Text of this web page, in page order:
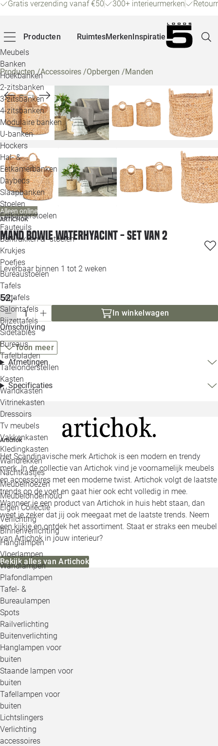
Gratis verzending vanaf €50 300+ interieurmerken
Producten
Meubels
Banken
Hoekbanken
2-zitsbanken
3-zitsbanken
4-zitsbanken
Modulaire banken
U-banken
Hockers
Hal- &
Eetkamerbanken
Daybeds
Slaapbanken
Stoelen
Eetkamerstoelen
Fauteuils
Barkrukken & -stoelen
Krukjes
Poefjes
Bureaustoelen
Tafels
Eettafels
Salontafels
Bijzettafels
Sidetables
Bureaus
Tafelbladen
Tafelonderstellen
Kasten
Wandkasten
Vitrinekasten
Dressoirs
Tv meubels
Vakkenkasten
Kledingkasten
Wandrekken
Nachtkastjes
Meubelhoezen
Meubelonderhoud
Eigen Collectie
Verlichting
Binnenverlichting
Hanglampen
Vloerlampen
Wandlampen
Plafondlampen
Tafel- &
Bureaulampen
Spots
Railverlichting
Buitenverlichting
Hanglampen voor
buiten
Staande lampen voor
buiten
Tafellampen voor
buiten
Lichtslingers
Verlichting
accessoires
RuimtesMerkenInspiratie
Alle
Producten/Accessoires /Opbergen /Manden
Alleen online
ARTICHOK
Mand Bowie waterhyacint - set van 2
Leverbaar binnen 1 tot 2 weken
52,-
In winkelwagen
Omschrijving
Toon meer
Afmetingen
Specificaties
Artichok
Het Scandinavische merk Artichok is een modern en trendy
merk. In de collectie van Artichok vind je voornamelijk meubels
en accessoires met een moderne twist. Artichok volgt de laatste
trends op de voet en gaat hier ook echt volledig in mee.
Wanneer je een product van Artichok in huis hebt staan, dan
weet je zeker dat jij ook meegaat met de laatste trends. Neem
een kijkje en ontdek het assortiment. Staat er straks een meubel
van Artichok in jouw interieur?
Bekijk alles van Artichok